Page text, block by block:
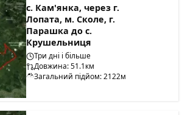
с. Кам'янка, через г.
Лопата, м. Сколе, г.
Парашка до с.
Крушельниця
Три дні і більше
Довжина: 51.1км
Загальний підйом: 2122м